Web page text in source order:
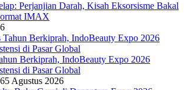
Perjanjian Darah, Kisah Eksorsisme Bakal
IMAX
Berkiprah, IndoBeauty Expo 2026
di Pasar Global
5 Agustus 2026